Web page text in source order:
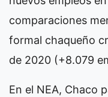
comparaciones
formal chaqueño
de 2020 (+8.079
En el NEA, Chaco